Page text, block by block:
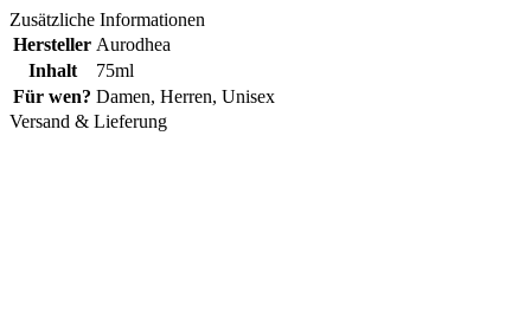
Zusätzliche Informationen
Hersteller Aurodhea
Inhalt
75ml
Für wen? Damen, Herren, Unisex
Versand & Lieferung